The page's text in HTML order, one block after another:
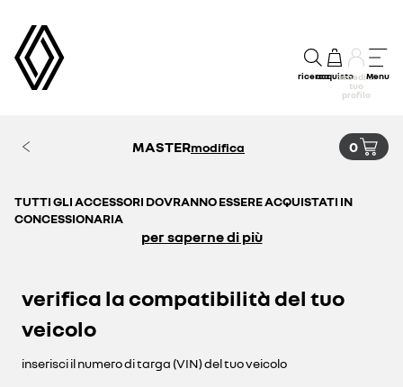
ricercaacquistoaccedi al
tuo
profilo
Menu
MASTERmodifica 0
TUTTI GLI ACCESSORI DOVRANNO ESSERE ACQUISTATI IN
CONCESSIONARIA
per saperne di più
verifica la compatibilità del tuo
veicolo
inserisci il numero di targa (VIN) del tuo veicolo